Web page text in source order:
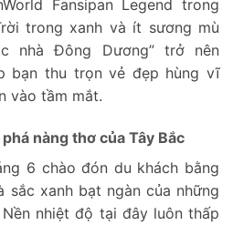
Fansipan Legend trong
trong xanh và ít sương mù
nhà Đông Dương” trở nên
bạn thu trọn vẻ đẹp hùng vĩ
vào tầm mắt.
nàng thơ của Tây Bắc
6 chào đón du khách bằng
sắc xanh bạt ngàn của những
nhiệt độ tại đây luôn thấp